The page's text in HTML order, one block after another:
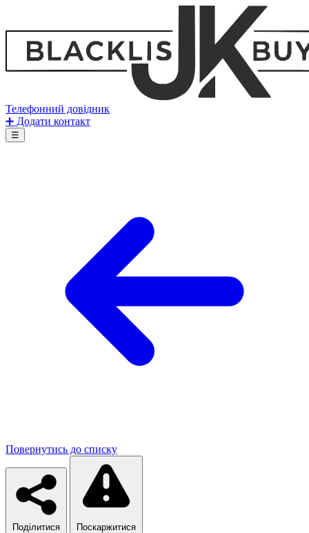
Телефонний довідник
➕ Додати контакт
☰
Повернутись до списку
Поділитися Поскаржитися